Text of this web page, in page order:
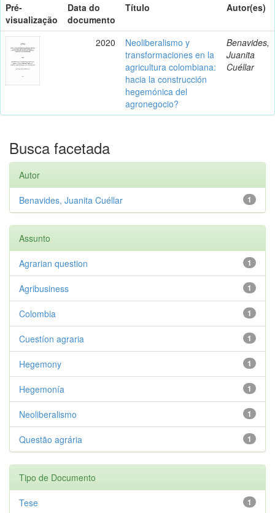
Pré-
visualização
Data do
documento
Título Autor(es)
2020
Neoliberalismo y
transformaciones en la
agricultura colombiana:
hacia la construcción
hegemónica del
agronegocio?
Benavides,
Juanita
Cuéllar
Busca facetada
Autor
1
Benavides, Juanita Cuéllar
Assunto
1
Agrarian question
1
Agribusiness
1
Colombia
1
Cuestíon agraria
1
Hegemony
1
Hegemonía
1
Neoliberalismo
1
Questão agrária
Tipo de Documento
1
Tese